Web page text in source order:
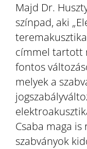
Majd Dr.
színpad, aki
teremakusztika
címmel tartott
fontos
melyek a
Csaba maga
szabványok